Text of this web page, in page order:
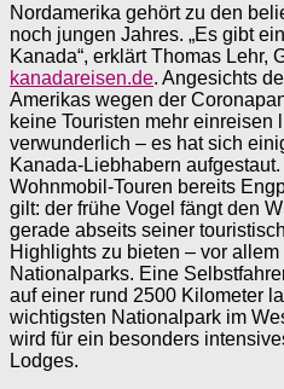
Nordamerika gehört zu den
noch jungen Jahres. „Es gibt
Kanada“, erklärt Thomas Lehr,
kanadareisen.de. Angesichts
Amerikas wegen der
keine Touristen mehr einreisen
verwunderlich – es hat sich
Kanada-Liebhabern
Wohnmobil-Touren bereits
gilt: der frühe Vogel fängt den
gerade abseits seiner
Highlights zu bieten – vor
Nationalparks. Eine
auf einer rund 2500 Kilometer
wichtigsten ­Nationalpark im
wird für ein besonders
Lodges.